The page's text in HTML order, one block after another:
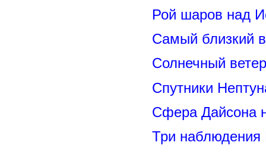
Рой шаров над
Самый близкий
Солнечный
Спутники
Сфера Дайсона
Три